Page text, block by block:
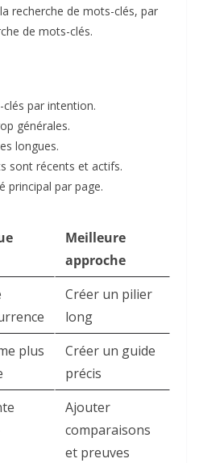
recherche de mots-clés, par
de mots-clés.
par intention.
générales.
longues.
sont récents et actifs.
principal par page.
Meilleure
approche
Créer un pilier
long
plus
Créer un guide
précis
Ajouter
comparaisons
et preuves